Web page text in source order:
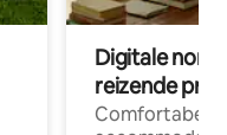
Digitale
reizende
Comfortabele